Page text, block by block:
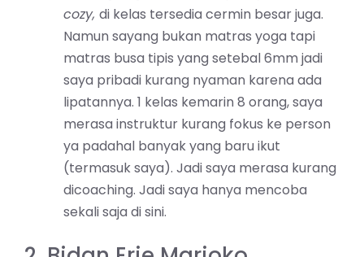
cozy, di kelas tersedia cermin besar juga.
Namun sayang bukan matras yoga tapi
matras busa tipis yang setebal 6mm jadi
saya pribadi kurang nyaman karena ada
lipatannya. 1 kelas kemarin 8 orang, saya
merasa instruktur kurang fokus ke person
ya padahal banyak yang baru ikut
(termasuk saya). Jadi saya merasa kurang
dicoaching. Jadi saya hanya mencoba
sekali saja di sini.